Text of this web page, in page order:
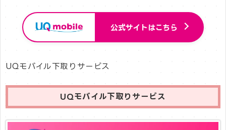
公式サイトはこちら
UQモバイル下取りサービス
UQモバイル下取りサービス